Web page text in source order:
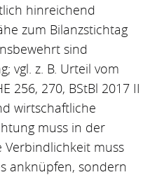
hinreichend
zum Bilanzstichtag
sind
vgl. z. B. Urteil vom
256, 270, BStBl 2017 II
wirtschaftliche
muss in der
Verbindlichkeit muss
anknüpfen, sondern